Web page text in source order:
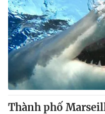
Thành phố